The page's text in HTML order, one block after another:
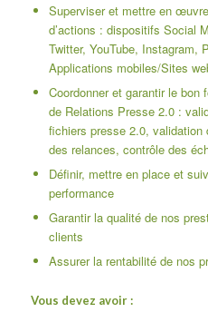
Superviser et mettre en
d’actions : dispositifs Social
Twitter, YouTube, Instagram,
Applications mobiles/Sites
Coordonner et garantir le bon
de Relations Presse 2.0 :
fichiers presse 2.0, validation
des relances, contrôle des
Définir, mettre en place et
performance
Garantir la qualité de nos
clients
Assurer la rentabilité de nos
Vous devez avoir :